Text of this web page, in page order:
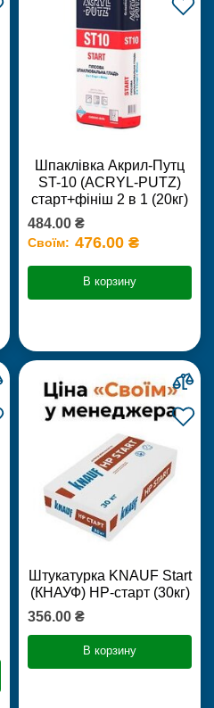
Шпаклівка Акрил-Путц
ST-10 (ACRYL-PUTZ)
старт+фініш 2 в 1 (20кг)
484.00 ₴
Своїм: 476.00 ₴
В корзину
Штукатурка KNAUF Start
(КНАУФ) НР-старт (30кг)
356.00 ₴
В корзину